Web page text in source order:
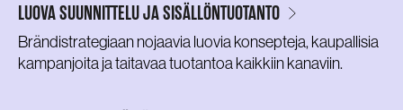
LUOVA SUUNNITTELU JA SISÄLLÖNTUOTANTO
Brändistrategiaan nojaavia luovia konsepteja, kaupallisia
kampanjoita ja taitavaa tuotantoa kaikkiin kanaviin.